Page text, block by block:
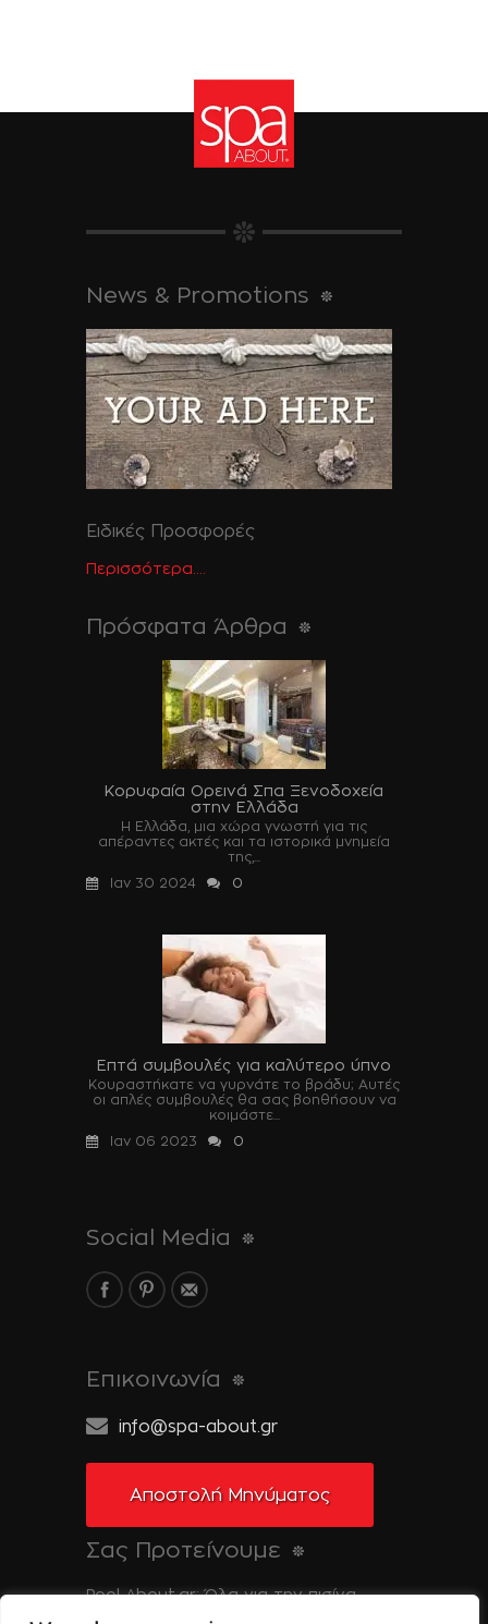
News & Promotions
Ειδικές Προσφορές
Περισσότερα....
Πρόσφατα Άρθρα
Κορυφαία Ορεινά Σπα Ξενοδοχεία
στην Ελλάδα
Η Ελλάδα, μια χώρα γνωστή για τις
απέραντες ακτές και τα ιστορικά μνημεία
της,...
Ιαν 30 2024
0
Επτά συμβουλές για καλύτερο ύπνο
Κουραστήκατε να γυρνάτε το βράδυ; Αυτές
οι απλές συμβουλές θα σας βοηθήσουν να
κοιμάστε...
Ιαν 06 2023
0
Social Media
Επικοινωνία
info@spa-about.gr
Αποστολή Μηνύματος
Σας Προτείνουμε
Pool-About.gr: Όλα για την πισίνα